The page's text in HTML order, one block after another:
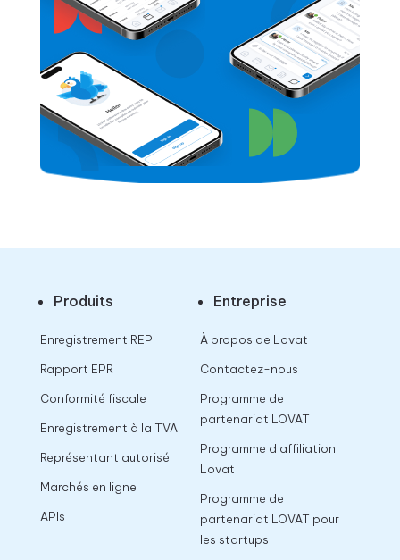
Produits
Enregistrement REP
Rapport EPR
Conformité fiscale
Enregistrement à la TVA
Représentant autorisé
Marchés en ligne
APIs
Entreprise
À propos de Lovat
Contactez-nous
Programme de
partenariat LOVAT
Programme d affiliation
Lovat
Programme de
partenariat LOVAT pour
les startups